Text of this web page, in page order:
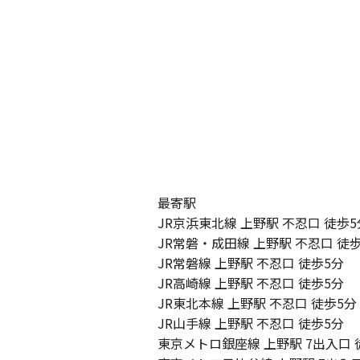
最寄駅
JR京浜東北線 上野駅 不忍口 徒歩
JR常磐・成田線 上野駅 不忍口 徒
JR常磐線 上野駅 不忍口 徒歩5分
JR高崎線 上野駅 不忍口 徒歩5分
JR東北本線 上野駅 不忍口 徒歩5分
JR山手線 上野駅 不忍口 徒歩5分
東京メトロ銀座線 上野駅 7出入口